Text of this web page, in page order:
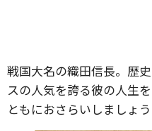
戦国大名の織田信長。歴
スの人気を誇る彼の人生
ともにおさらいしましょう